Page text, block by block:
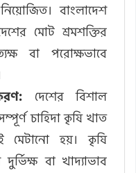
বাংলাদেশ
মোট শ্রমশক্তির
বা পরোক্ষভাবে
দেশের বিশাল
চাহিদা কৃষি খাত
মেটানো হয়। কৃষি
বা খাদ্যাভাব